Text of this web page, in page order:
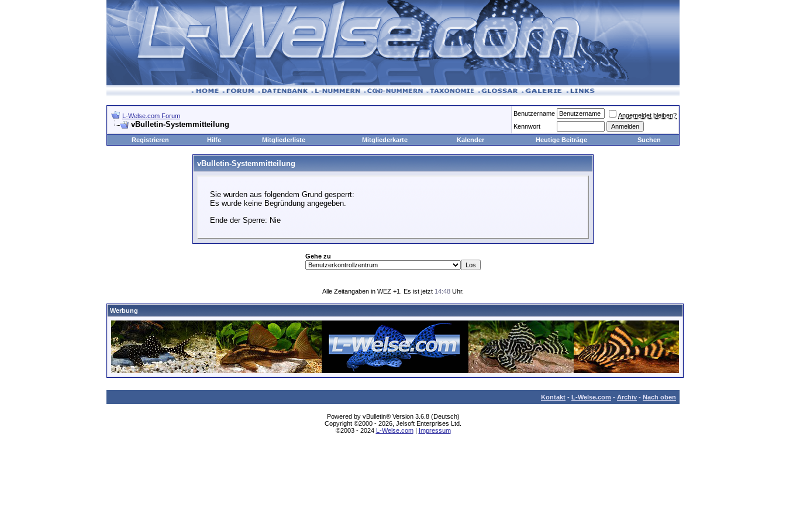
L-Welse.com Forum
vBulletin-Systemmitteilung
Benutzername
Angemeldet bleiben?
Kennwort
Registrieren
Hilfe Mitgliederliste Mitgliederkarte Kalender Heutige Beiträge Suchen
vBulletin-Systemmitteilung
Sie wurden aus folgendem Grund gesperrt:
Es wurde keine Begründung angegeben.
Ende der Sperre: Nie
Gehe zu
Alle Zeitangaben in WEZ +1. Es ist jetzt 14:48 Uhr.
Werbung
Kontakt - L-Welse.com - Archiv - Nach oben
Powered by vBulletin® Version 3.6.8 (Deutsch)
Copyright ©2000 - 2026, Jelsoft Enterprises Ltd.
©2003 - 2024 L-Welse.com| Impressum